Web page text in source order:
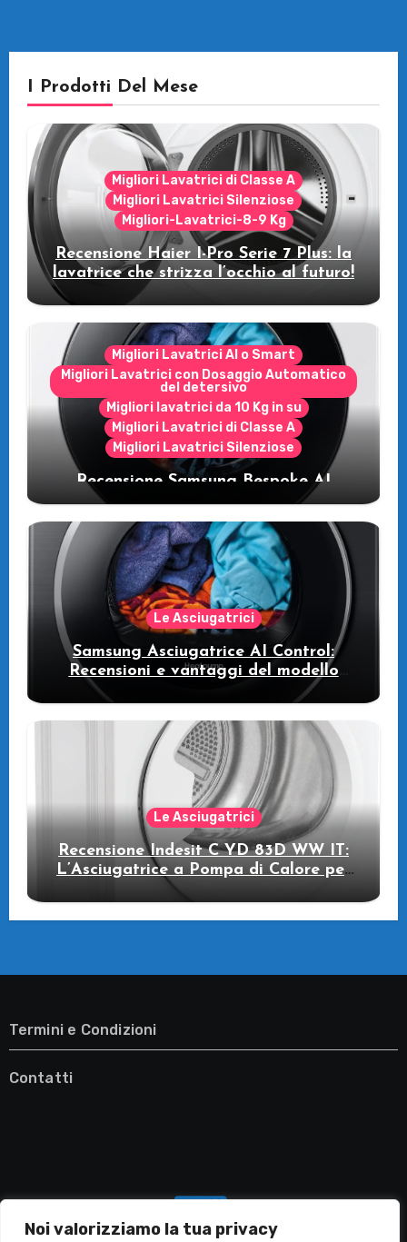
Noi valorizziamo la tua privacy
I Prodotti Del Mese
Migliori Lavatrici di Classe A
Migliori Lavatrici Silenziose
Migliori-Lavatrici-8-9 Kg
Recensione Haier I-Pro Serie 7 Plus: la
lavatrice che strizza l’occhio al futuro!
Migliori Lavatrici AI o Smart
Migliori Lavatrici con Dosaggio Automatico
del detersivo
Migliori lavatrici da 10 Kg in su
Migliori Lavatrici di Classe A
Migliori Lavatrici Silenziose
Recensione Samsung Bespoke AI
WW11DB7B94GE/U3: la lavatrice
intelligente che fa risparmiare
Le Asciugatrici
Samsung Asciugatrice AI Control:
Recensioni e vantaggi del modello
Le Asciugatrici
Recensione Indesit C YD 83D WW IT:
L’Asciugatrice a Pompa di Calore per
il Tuo Benessere
Termini e Condizioni
Contatti